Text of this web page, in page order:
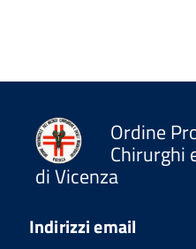
Ordine
Chirurghi
di Vicenza
Indirizzi email